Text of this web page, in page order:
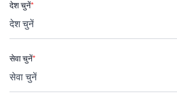
देश चुनें*
सेवा चुनें*